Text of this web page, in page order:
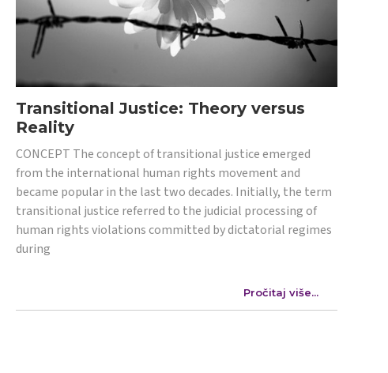
Transitional Justice: Theory versus
Reality
CONCEPT The concept of transitional justice emerged
from the international human rights movement and
became popular in the last two decades. Initially, the term
transitional justice referred to the judicial processing of
human rights violations committed by dictatorial regimes
during
Pročitaj više...